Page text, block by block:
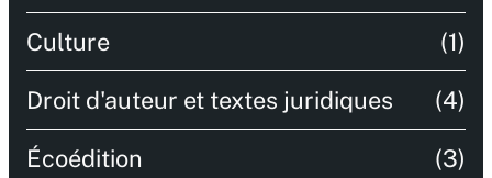
Culture (1)
Droit d'auteur et textes juridiques (4)
Écoédition (3)